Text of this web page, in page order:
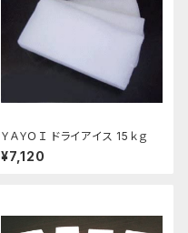
ＹＡＹＯＩ ドライアイス 15ｋｇ
¥7,120